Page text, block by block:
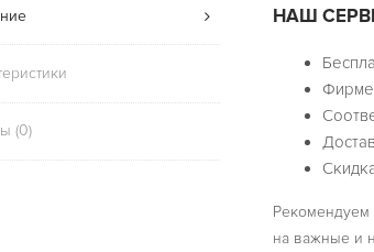
(0)
НАШ
Рекомендуем
на важные и